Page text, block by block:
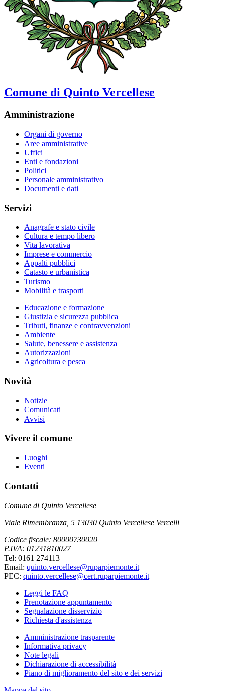
Comune di Quinto Vercellese
Amministrazione
Organi di governo
Aree amministrative
Uffici
Enti e fondazioni
Politici
Personale amministrativo
Documenti e dati
Servizi
Anagrafe e stato civile
Cultura e tempo libero
Vita lavorativa
Imprese e commercio
Appalti pubblici
Catasto e urbanistica
Turismo
Mobilità e trasporti
Educazione e formazione
Giustizia e sicurezza pubblica
Tributi, finanze e contravvenzioni
Ambiente
Salute, benessere e assistenza
Autorizzazioni
Agricoltura e pesca
Novità
Notizie
Comunicati
Avvisi
Vivere il comune
Luoghi
Eventi
Contatti
Comune di Quinto Vercellese
Viale Rimembranza, 5 13030 Quinto Vercellese Vercelli
Codice fiscale: 80000730020
P.IVA: 01231810027
Tel: 0161 274113
Email: quinto.vercellese@ruparpiemonte.it
PEC: quinto.vercellese@cert.ruparpiemonte.it
Leggi le FAQ
Prenotazione appuntamento
Segnalazione disservizio
Richiesta d'assistenza
Amministrazione trasparente
Informativa privacy
Note legali
Dichiarazione di accessibilità
Piano di miglioramento del sito e dei servizi